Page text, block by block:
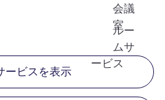
会議
室
ルー
ムサ
ービス
ービスを表示